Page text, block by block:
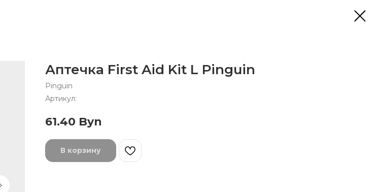
Аптечка First Aid Kit L Pinguin
Pinguin
Артикул:
61.40 Byn
В корзину